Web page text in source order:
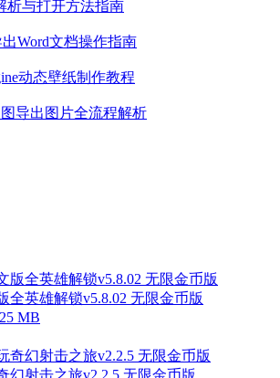
析与打开方法指南
Word文档操作指南
动态壁纸制作教程
导出图片全流程解析
全英雄解锁v5.8.02 无限金币版
MB
幻射击之旅v2.2.5 无限金币版